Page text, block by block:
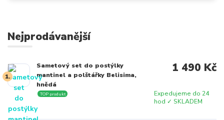
Nejprodávanější
1.
Sametový set do postýlky
mantinel a polštářky Belisima,
hnědá
Expedujeme do 24
hod ✓ SKLADEM
TOP produkt
1 490 Kč